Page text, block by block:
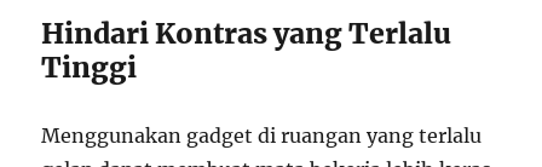
Hindari Kontras yang Terlalu
Tinggi
Menggunakan gadget di ruangan yang terlalu